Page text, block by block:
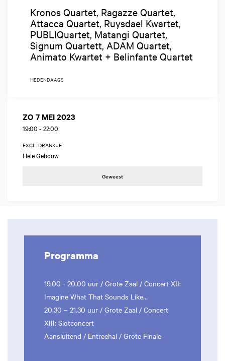
Kronos Quartet, Ragazze Quartet,
Attacca Quartet, Ruysdael Kwartet,
PUBLIQuartet, Matangi Quartet,
Signum Quartett, ADAM Quartet,
Animato Kwartet + Belinfante Quartet
HEDENDAAGS
ZO 7 MEI 2023
19:00 - 22:00
EXCL. DRANKJE
Hele Gebouw
Geweest
Programma
19.00 - 20.00 uur / Grote Zaal / Concert XII:
Imagine What That Sounds Like…
20.30 – 21.30 uur / Grote Zaal / Concert
XIII: Slotconcert
Aansluitend / Entreehal / Grote Finale